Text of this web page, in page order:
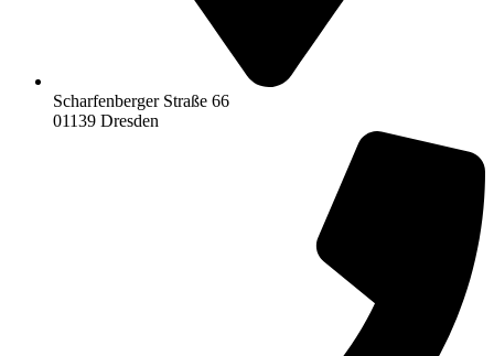
Scharfenberger Straße 66
01139 Dresden